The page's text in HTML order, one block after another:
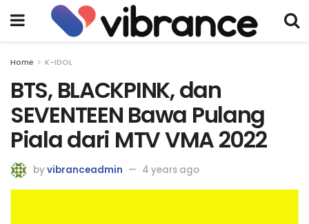
Home K-IDOL
BTS, BLACKPINK, dan
SEVENTEEN Bawa Pulang
Piala dari MTV VMA 2022
byvibranceadmin 4 years ago